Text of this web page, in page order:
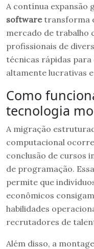
A contínua expansão
softwaretransforma
mercado de trabalho
profissionais de
técnicas rápidas para
altamente lucrativas
Como
tecnologia
A migração
computacional
conclusão de cursos
de programação.
permite que
econômicos
habilidades
recrutadores de
Além disso, a